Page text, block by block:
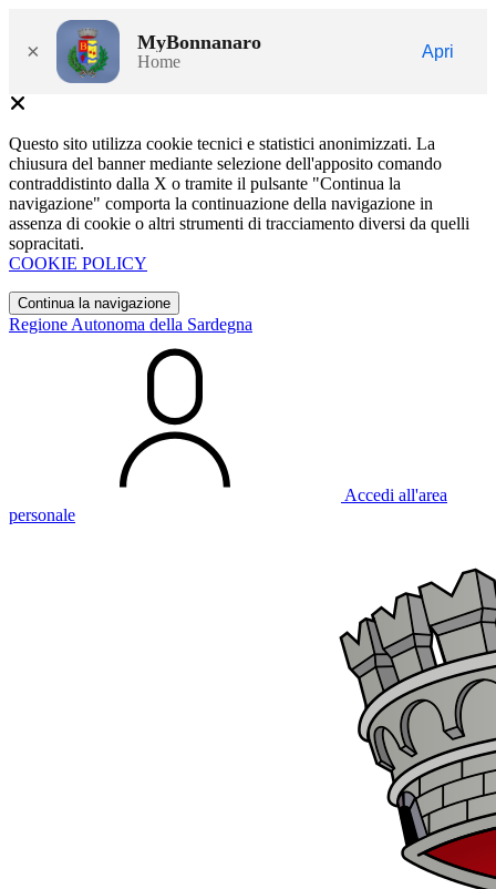
× MyBonnanaro
Home
Apri
Questo sito utilizza cookie tecnici e statistici anonimizzati. La
chiusura del banner mediante selezione dell'apposito comando
contraddistinto dalla X o tramite il pulsante "Continua la
navigazione" comporta la continuazione della navigazione in
assenza di cookie o altri strumenti di tracciamento diversi da quelli
sopracitati.
COOKIE POLICY
Continua la navigazione
Regione Autonoma della Sardegna
Accedi all'area
personale